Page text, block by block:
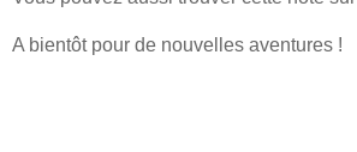
A bientôt pour de nouvelles aventures !